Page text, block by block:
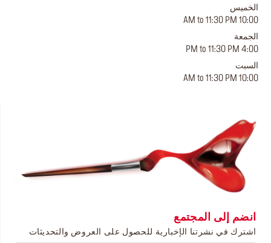
الخميس
10:00 AM to 11:30 PM
الجمعة
4:00 PM to 11:30 PM
السبت
10:00 AM to 11:30 PM
انضم إلى المجتمع
اشترك في نشرتنا الإخبارية للحصول على العروض والتحديثات